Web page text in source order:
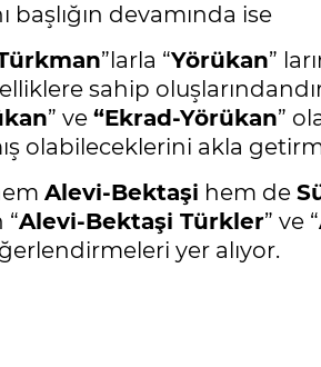
devamında ise
”larla “Yörükan”
sahip
” ve “Ekrad-Yörükan”
olabileceklerini akla
Alevi-Bektaşi hem de
Alevi-Bektaşi Türkler” ve “
yer alıyor.